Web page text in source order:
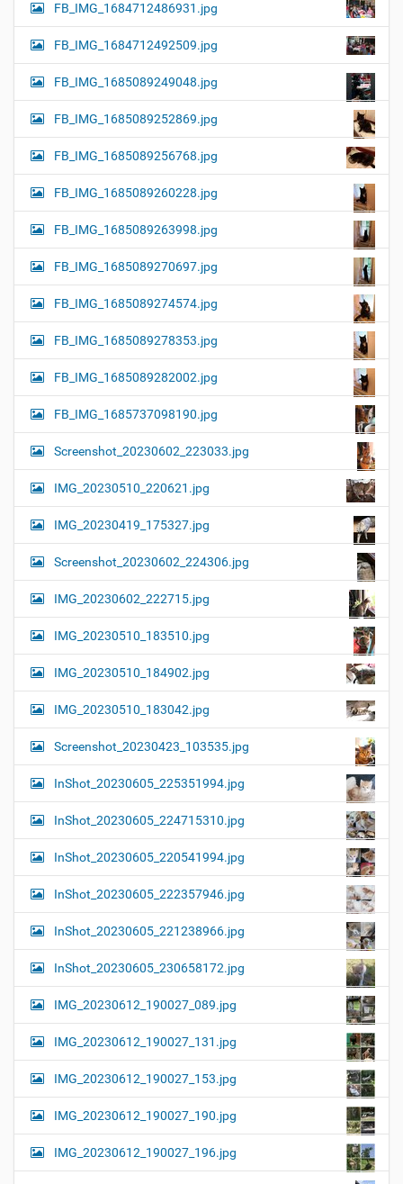
FB_IMG_1684712486931.jpg
FB_IMG_1684712492509.jpg
FB_IMG_1685089249048.jpg
FB_IMG_1685089252869.jpg
FB_IMG_1685089256768.jpg
FB_IMG_1685089260228.jpg
FB_IMG_1685089263998.jpg
FB_IMG_1685089270697.jpg
FB_IMG_1685089274574.jpg
FB_IMG_1685089278353.jpg
FB_IMG_1685089282002.jpg
FB_IMG_1685737098190.jpg
Screenshot_20230602_223033.jpg
IMG_20230510_220621.jpg
IMG_20230419_175327.jpg
Screenshot_20230602_224306.jpg
IMG_20230602_222715.jpg
IMG_20230510_183510.jpg
IMG_20230510_184902.jpg
IMG_20230510_183042.jpg
Screenshot_20230423_103535.jpg
InShot_20230605_225351994.jpg
InShot_20230605_224715310.jpg
InShot_20230605_220541994.jpg
InShot_20230605_222357946.jpg
InShot_20230605_221238966.jpg
InShot_20230605_230658172.jpg
IMG_20230612_190027_089.jpg
IMG_20230612_190027_131.jpg
IMG_20230612_190027_153.jpg
IMG_20230612_190027_190.jpg
IMG_20230612_190027_196.jpg